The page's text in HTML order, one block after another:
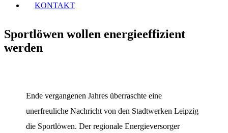
KONTAKT
Sportlöwen wollen energieeffizient
werden
Ende vergangenen Jahres überraschte eine
unerfreuliche Nachricht von den Stadtwerken Leipzig
die Sportlöwen. Der regionale Energieversorger